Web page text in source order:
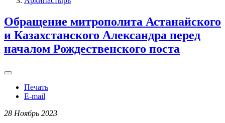
Обращение митрополита Астанайского
и Казахстанского Александра перед
началом Рождественского поста
Печать
E-mail
28 Ноябрь 2023